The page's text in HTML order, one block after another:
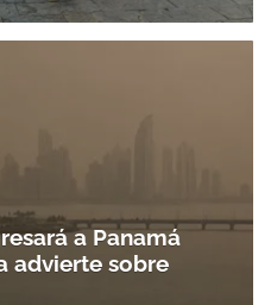
a Panamá
advierte sobre